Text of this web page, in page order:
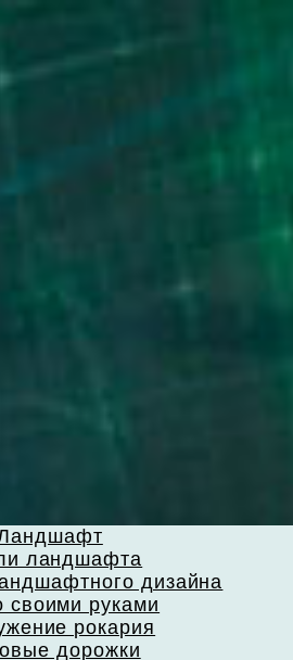
ландшафта
дизайна
своими руками
рокария
дорожки